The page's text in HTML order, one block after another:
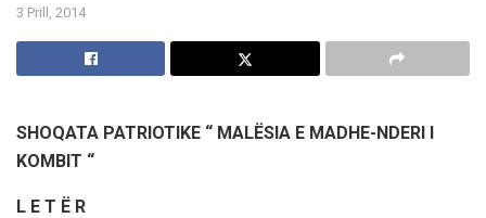
3 Prill, 2014
SHOQATA PATRIOTIKE “ MALËSIA E MADHE-NDERI I
KOMBIT “
L E T Ë R